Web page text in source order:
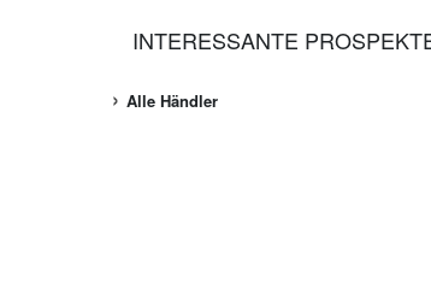
INTERESSANTE
Alle Händler